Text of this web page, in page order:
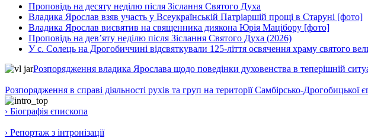
Проповідь на десяту неділю після Зіслання Святого Духа
Владика Ярослав взяв участь у Всеукраїнській Патріаршій прощі в Старуні [фото]
Владика Ярослав висвятив на священника диякона Юрія Мацібору [фото]
Проповідь на дев’яту неділю після Зіслання Святого Духа (2026)
У с. Солець на Дрогобиччині відсвяткували 125-ліття освячення храму святого
Розпорядження владика Ярослава щодо поведінки духовенства в теперішній
Розпорядження в справі діяльності рухів та груп на території Самбірсько-Дрогобицької
› Біографія єпископа
› Репортаж з інтронізації